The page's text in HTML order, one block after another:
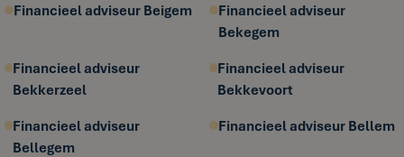
Financieel adviseur Beigem
Financieel adviseur
Bekegem
Financieel adviseur
Bekkerzeel
Financieel adviseur
Bekkevoort
Financieel adviseur
Bellegem
Financieel adviseur Bellem